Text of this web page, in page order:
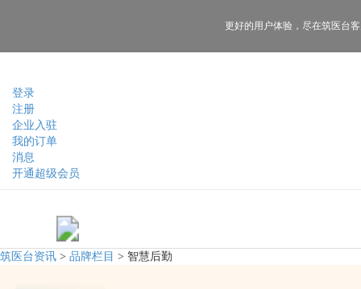
登录
注册
企业入驻
我的订单
消息
开通超级会员
筑医台资讯 > 品牌栏目 > 智慧后勤
更好的用户体验， 尽在筑医台